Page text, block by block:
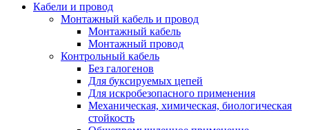
Кабели и провод
Монтажный кабель и провод
Монтажный кабель
Монтажный провод
Контрольный кабель
Без галогенов
Для буксируемых цепей
Для искробезопасного применения
Механическая, химическая, биологическая
стойкость